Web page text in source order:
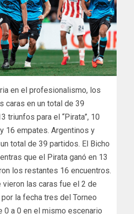
en el profesionalismo, los
caras en un total de 39
triunfos para el “Pirata”, 10
16 empates. Argentinos y
total de 39 partidos. El Bicho
que el Pirata ganó en 13
los restantes 16 encuentros.
vieron las caras fue el 2 de
la fecha tres del Torneo
0 a 0 en el mismo escenario